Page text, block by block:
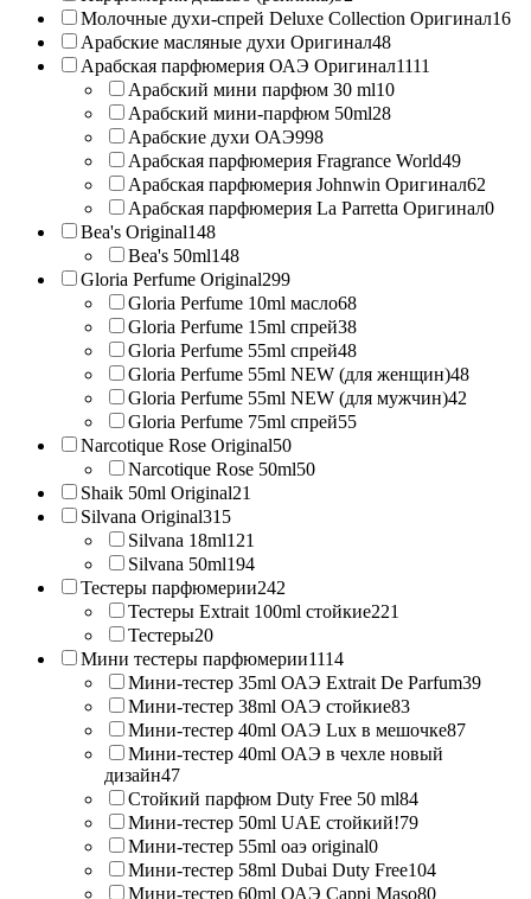
Молочные духи-спрей Deluxe Collection Оригинал16
Арабские масляные духи Оригинал48
Арабская парфюмерия ОАЭ Оригинал1111
Арабский мини парфюм 30 ml10
Арабский мини-парфюм 50ml28
Арабские духи ОАЭ998
Арабская парфюмерия Fragrance World49
Арабская парфюмерия Johnwin Оригинал62
Арабская парфюмерия La Parretta Оригинал0
Bea's Original148
Bea's 50ml148
Gloria Perfume Original299
Gloria Perfume 10ml масло68
Gloria Perfume 15ml спрей38
Gloria Perfume 55ml спрей48
Gloria Perfume 55ml NEW (для женщин)48
Gloria Perfume 55ml NEW (для мужчин)42
Gloria Perfume 75ml спрей55
Narcotique Rose Original50
Narcotique Rose 50ml50
Shaik 50ml Original21
Silvana Original315
Silvana 18ml121
Silvana 50ml194
Тестеры парфюмерии242
Тестеры Extrait 100ml стойкие221
Тестеры20
Мини тестеры парфюмерии1114
Мини-тестер 35ml ОАЭ Extrait De Parfum39
Мини-тестер 38ml ОАЭ стойкие83
Мини-тестер 40ml ОАЭ Lux в мешочке87
Мини-тестер 40ml ОАЭ в чехле новый
дизайн47
Стойкий парфюм Duty Free 50 ml84
Мини-тестер 50ml UAE стойкий!79
Мини-тестер 55ml оаэ original0
Мини-тестер 58ml Dubai Duty Free104
Мини-тестер 60ml ОАЭ Cappi Maso80